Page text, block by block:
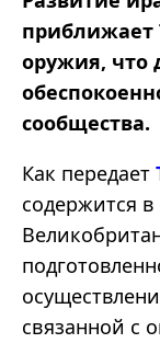
приближает
оружия, что
сообщества.
Как передает
содержится
связанной с